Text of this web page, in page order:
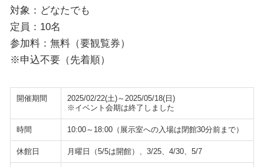
対象：どなたでも
定員：10名
参加料：無料（要観覧券）
※申込不要（先着順）
開催期間
2025/02/22(土)～2025/05/18(日)
※イベント会期は終了しました
時間 10:00～18:00（展示室への入場は閉館30分前まで）
休館日 月曜日（5/5は開館）、3/25、4/30、5/7